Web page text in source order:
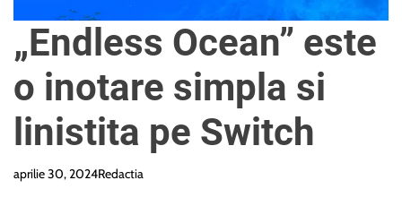
„Endless Ocean” este
o inotare simpla si
linistita pe Switch
aprilie 30, 2024Redactia